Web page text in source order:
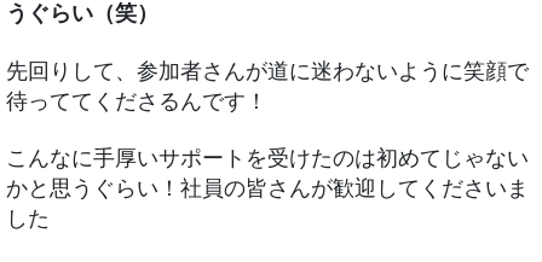
うぐらい（笑）
先回りして、参加者さんが道に迷わないように笑顔で
待っててくださるんです！
こんなに手厚いサポートを受けたのは初めてじゃない
かと思うぐらい！社員の皆さんが歓迎してくださいま
した